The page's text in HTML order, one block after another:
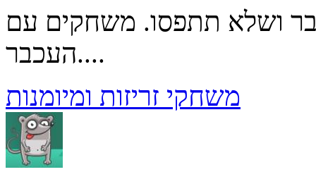
ושלא תתפסו. משחקים עם
העכבר....
משחקי זריזות ומיומנות